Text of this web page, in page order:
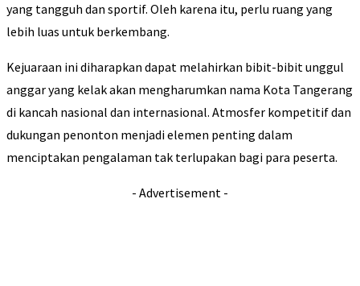
yang tangguh dan sportif. Oleh karena itu, perlu ruang yang
lebih luas untuk berkembang.
Kejuaraan ini diharapkan dapat melahirkan bibit-bibit unggul
anggar yang kelak akan mengharumkan nama Kota Tangerang
di kancah nasional dan internasional. Atmosfer kompetitif dan
dukungan penonton menjadi elemen penting dalam
menciptakan pengalaman tak terlupakan bagi para peserta.
- Advertisement -